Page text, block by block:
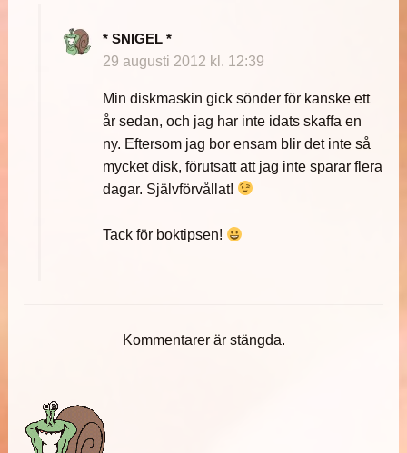
* SNIGEL *
29 augusti 2012 kl. 12:39
Min diskmaskin gick sönder för kanske ett
år sedan, och jag har inte idats skaffa en
ny. Eftersom jag bor ensam blir det inte så
mycket disk, förutsatt att jag inte sparar flera
dagar. Självförvållat!
Tack för boktipsen!
Kommentarer är stängda.